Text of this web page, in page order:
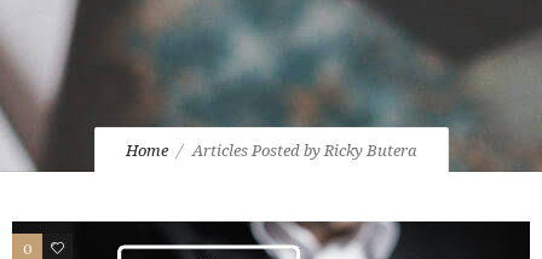
Home Articles Posted by Ricky Butera
0 0